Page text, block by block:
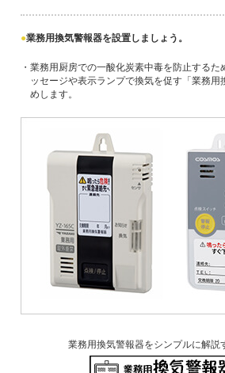
業務用換気警報器を設置しましょう。
・業務用厨房での一酸化炭素中毒を防止する
ッセージや表示ランプで換気を促す「業務
めします。
業務用換気警報器をシンプルに解説